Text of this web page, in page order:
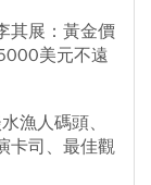
其展：黃金價
美元不遠
漁人碼頭、
卡司、最佳觀